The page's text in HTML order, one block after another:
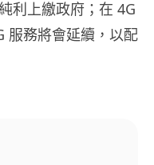
利上繳政府；在 4G
服務將會延續，以配